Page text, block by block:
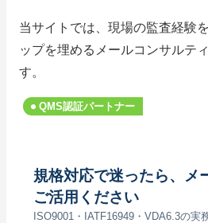
当サイトでは、現場の監査経験
ップを埋めるメールコンサルテ
す。
QMS認証パートナー
規格対応で迷ったら、メ
ご活用ください
ISO9001・IATF16949・VDA6.3の実